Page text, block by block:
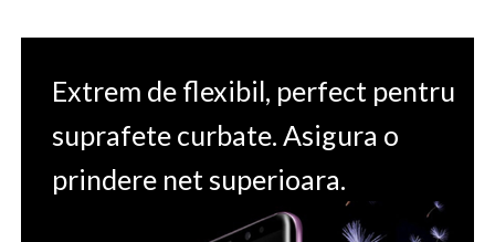
Extrem de flexibil, perfect pentru
suprafete curbate. Asigura o
prindere net superioara.